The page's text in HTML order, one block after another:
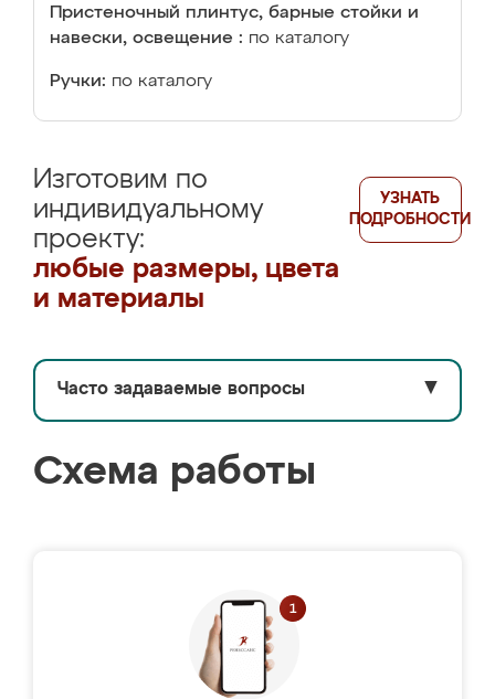
Пристеночный плинтус, барные стойки и
навески, освещение : по каталогу
Ручки: по каталогу
Изготовим по
индивидуальному
проекту:
любые размеры, цвета
и материалы
УЗНАТЬ
ПОДРОБНОСТИ
Часто задаваемые вопросы ▼
Схема работы